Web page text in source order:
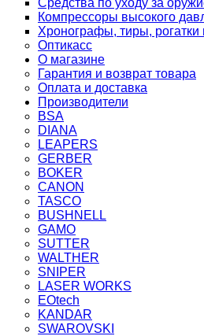
Средства по уходу за
Компрессоры высокого
Хронографы, тиры,
Оптикасс
О магазине
Гарантия и возврат товара
Оплата и доставка
Производители
BSA
DIANA
LEAPERS
GERBER
BOKER
CANON
TASCO
BUSHNELL
GAMO
SUTTER
WALTHER
SNIPER
LASER WORKS
EOtech
KANDAR
SWAROVSKI